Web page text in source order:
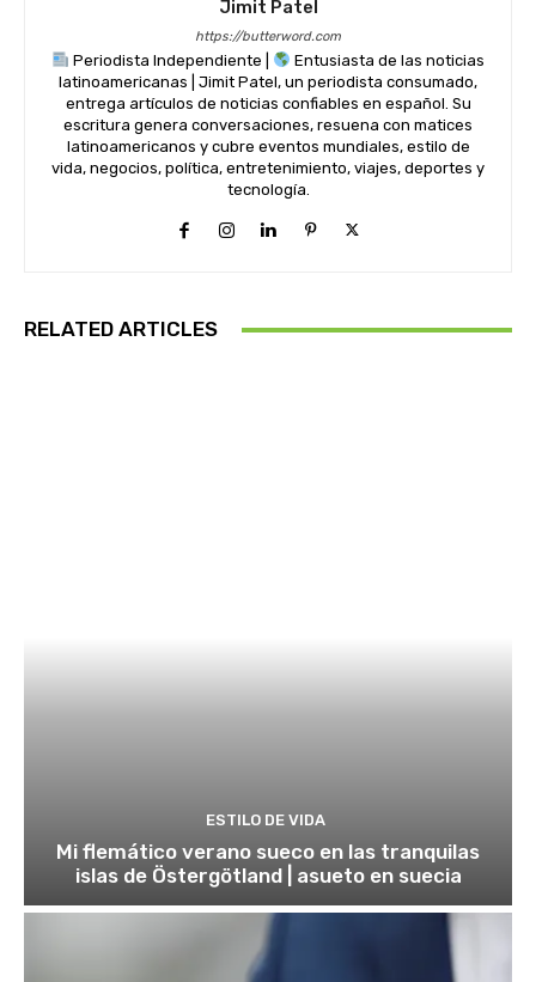
Jimit Patel
https://butterword.com
Periodista Independiente |
Entusiasta de las noticias
latinoamericanas | Jimit Patel, un periodista consumado,
entrega artículos de noticias confiables en español. Su
escritura genera conversaciones, resuena con matices
latinoamericanos y cubre eventos mundiales, estilo de
vida, negocios, política, entretenimiento, viajes, deportes y
tecnología.
RELATED ARTICLES
ESTILO DE VIDA
Mi flemático verano sueco en las tranquilas
islas de Östergötland | asueto en suecia